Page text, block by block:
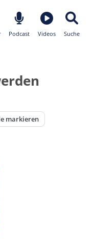
Podcast Videos Suche
markieren